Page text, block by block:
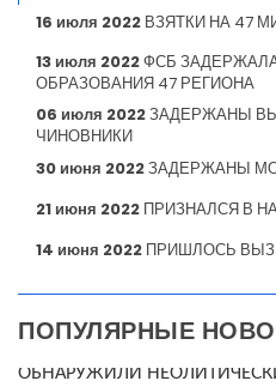
16 июля 2022 ВЗЯТКИ НА 47
13 июля 2022ФСБ
ОБРАЗОВАНИЯ 47 РЕГИОНА
06 июля 2022ЗАДЕРЖАНЫ
ЧИНОВНИКИ
30 июня 2022ЗАДЕРЖАНЫ
21 июня 2022 ПРИЗНАЛСЯ В
14 июня 2022 ПРИШЛОСЬ
ПОПУЛЯРНЫЕ
ОБНАРУЖИЛИ